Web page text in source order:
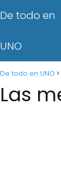
De todo en
UNO
De todo en UNO
Las